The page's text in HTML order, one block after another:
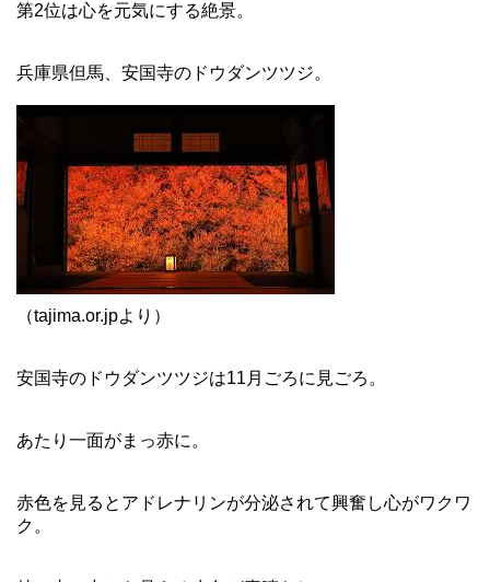
第2位は心を元気にする絶景。
兵庫県但馬、安国寺のドウダンツツジ。
（tajima.or.jpより）
安国寺のドウダンツツジは11月ごろに見ごろ。
あたり一面がまっ赤に。
赤色を見るとアドレナリンが分泌されて興奮し心がワクワ
ク。